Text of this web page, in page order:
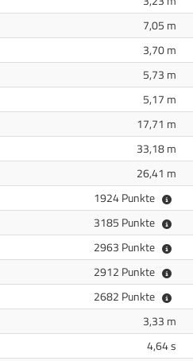
7,05 m
3,70 m
5,73 m
5,17 m
17,71 m
33,18 m
26,41 m
1924 Punkte
3185 Punkte
2963 Punkte
2912 Punkte
2682 Punkte
3,33 m
4,64 s